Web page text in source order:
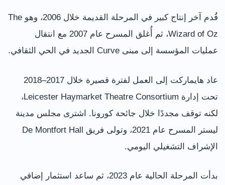
قُدم آخر إنتاج كبير في المرحلة القديمة خلال 2006، وهو The
Wizard of Oz، ثم أُغلق المسرح عام 2007 مع انتقال
عمليات المؤسسة إلى مبنى Curve الجديد في الحي الثقافي.
عاد هايماركت إلى العمل لفترة قصيرة خلال 2017–2018
تحت إدارة Leicester Haymarket Theatre Consortium،
لكنه توقف مجددًا خلال جائحة كورونا. اشترى مجلس مدينة
ليستر المسرح عام 2021، وتولى فريق De Montfort Hall
الإشراف التشغيلي اليومي.
بدأت المرحلة الحالية عام 2023، ثم ساعد استثمار إضافي